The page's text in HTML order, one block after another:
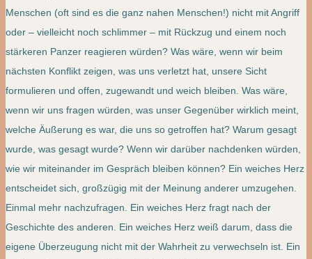
Menschen (oft sind es die ganz nahen Menschen!) nicht mit Angriff
oder – vielleicht noch schlimmer – mit Rückzug und einem noch
stärkeren Panzer reagieren würden? Was wäre, wenn wir beim
nächsten Konflikt zeigen, was uns verletzt hat, unsere Sicht
formulieren und offen, zugewandt und weich bleiben. Was wäre,
wenn wir uns fragen würden, was unser Gegenüber wirklich meint,
welche Äußerung es war, die uns so getroffen hat? Warum gesagt
wurde, was gesagt wurde? Wenn wir darüber nachdenken würden,
wie wir miteinander im Gespräch bleiben können? Ein weiches Herz
entscheidet sich, großzügig mit der Meinung anderer umzugehen.
Einmal mehr nachzufragen. Ein weiches Herz fragt nach der
Geschichte des anderen. Ein weiches Herz weiß darum, dass die
eigene Überzeugung nicht mit der Wahrheit zu verwechseln ist. Ein